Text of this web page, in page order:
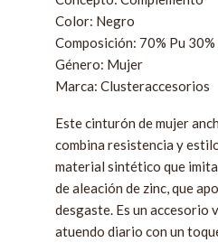
Color: Negro
Composición: 70% Pu
Género: Mujer
Marca: Clusteraccesorios
Este cinturón de mujer
combina resistencia y
material sintético que
de aleación de zinc, que
desgaste. Es un accesorio
atuendo diario con un